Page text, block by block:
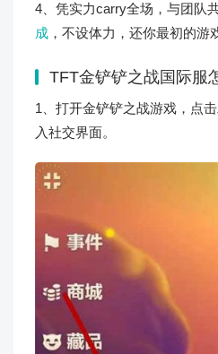
4、凭实力carry全场，与团队
成 ，不设体力，还你最初的游
TFT金铲铲之战国际服
1、打开金铲铲之战游戏，点
入社交界面。